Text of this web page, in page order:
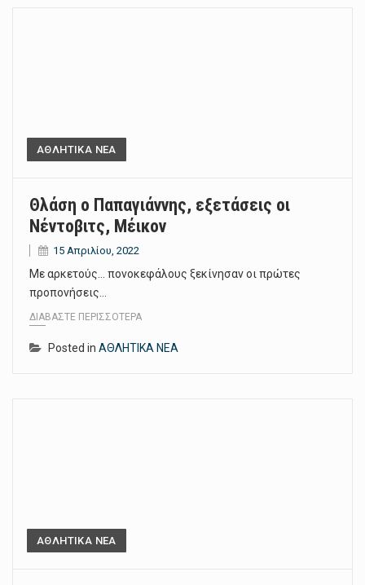
ΑΘΛΗΤΙΚΑ ΝΕΑ
Θλάση ο Παπαγιάννης, εξετάσεις οι
Νέντοβιτς, Μέικον
15 Απριλίου, 2022
Με αρκετούς… πονοκεφάλους ξεκίνησαν οι πρώτες
προπονήσεις…
ΔΙΑΒΆΣΤΕ ΠΕΡΙΣΣΌΤΕΡΑ
Posted in ΑΘΛΗΤΙΚΑ ΝΕΑ
ΑΘΛΗΤΙΚΑ ΝΕΑ